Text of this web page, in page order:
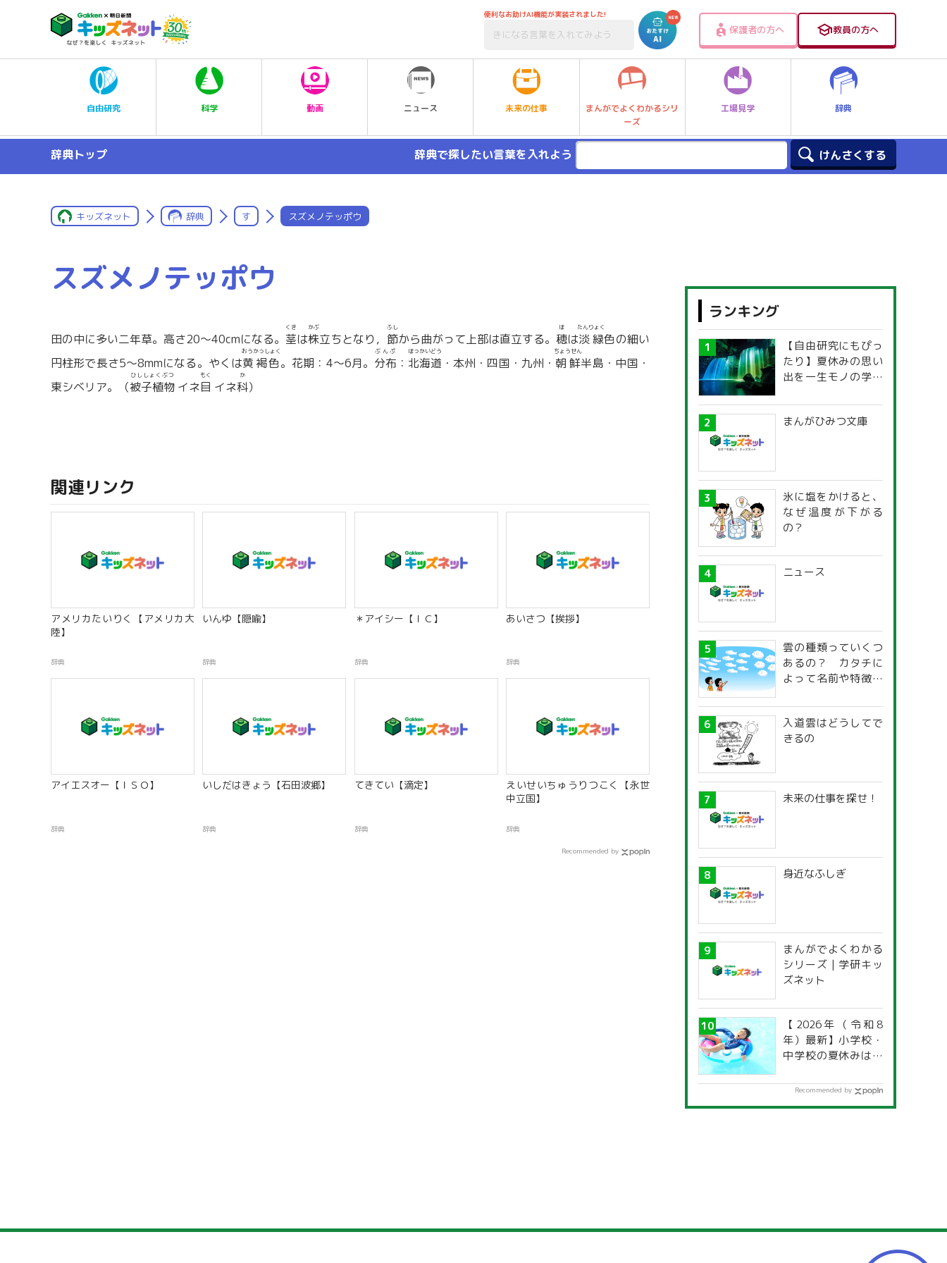
便利なお助けAI機能が実装されました!
保護者の方へ 教員の方へ
自由研究 科学 動画 ニュース 未来の仕事
まんがでよくわかるシリ
ーズ
工場見学 辞典
辞典トップ 辞典で探したい言葉を入れよう
キッズネット 辞典 す スズメノテッポウ
スズメノテッポウ
田の中に多い二年草。高さ20〜40cmになる。 茎
くき
は株
かぶ
立ちとなり， 節
ふし
から曲がって上部は直立する。 穂
ほ
は淡緑
たんりょく
色の細い
円柱形で長さ5〜8mmになる。やくは黄褐色
おうかっしょく
。花期：4〜6月。 分布
ぶんぷ
： 北海道
ほっかいどう
・本州・四国・九州・ 朝鮮
ちょうせん
半島・中国・
東シベリア。（被子植物
ひししょくぶつ
イネ目
もく
イネ科
か
）
関連リンク
アメリカたいりく【アメリカ大
陸】
辞典
いんゆ【隠喩】
辞典
＊アイシー【ＩＣ】
辞典
あいさつ【挨拶】
辞典
アイエスオー【ＩＳＯ】
辞典
いしだはきょう【石田波郷】
辞典
てきてい【滴定】
辞典
えいせいちゅうりつこく【永世
中立国】
辞典
Recommended by
ランキング
【自由研究にもぴっ
たり】夏休みの思い
出を一生モノの学び
探究ガイド
まんがひみつ文庫
氷に塩をかけると、
なぜ温度が下がる
の？
ニュース
雲の種類っていくつ
あるの？ カタチに
よって名前や特徴が
入道雲はどうしてで
きるの
未来の仕事を探せ！
身近なふしぎ
まんがでよくわかる
シリーズ | 学研キッ
ズネット
【2026年（令和8
年）最新】小学校・
中学校の夏休みはい
道府県別「夏季休暇
Recommended by